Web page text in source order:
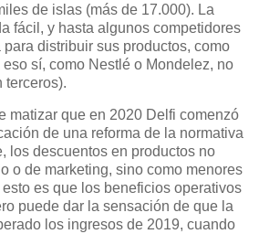
de islas (más de 17.000). La
fácil, y hasta algunos competidores
distribuir sus productos, como
sí, como Nestlé o Mondelez, no
terceros).
matizar que en 2020 Delfi comenzó
de una reforma de la normativa
los descuentos en productos no
o de marketing, sino como menores
es que los beneficios operativos
puede dar la sensación de que la
los ingresos de 2019, cuando